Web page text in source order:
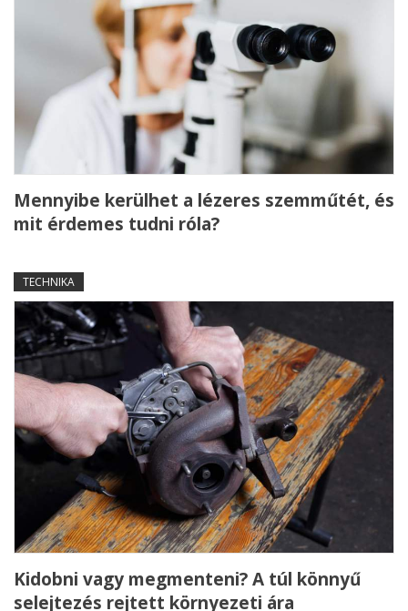
Mennyibe kerülhet a lézeres szemműtét, és
mit érdemes tudni róla?
TECHNIKA
Kidobni vagy megmenteni? A túl könnyű
selejtezés rejtett környezeti ára